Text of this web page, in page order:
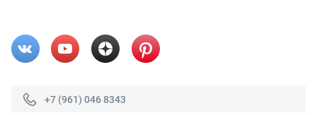
+7 (961) 046 8343